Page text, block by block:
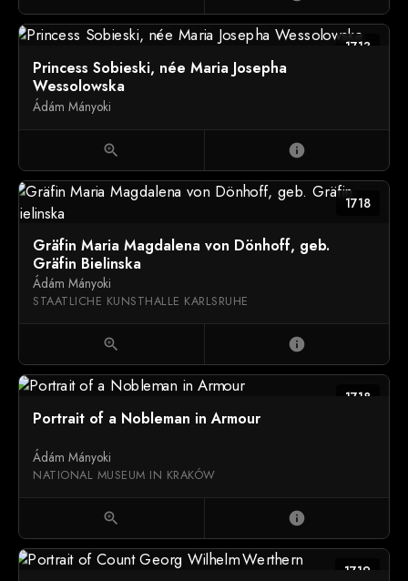
1713
Princess Sobieski, née Maria Josepha
Wessolowska
Ádám Mányoki
zoom_in info
1718
Gräfin Maria Magdalena von Dönhoff, geb.
Gräfin Bielinska
Ádám Mányoki
STAATLICHE KUNSTHALLE KARLSRUHE
zoom_in info
1718
Portrait of a Nobleman in Armour
Ádám Mányoki
NATIONAL MUSEUM IN KRAKÓW
zoom_in info
1719